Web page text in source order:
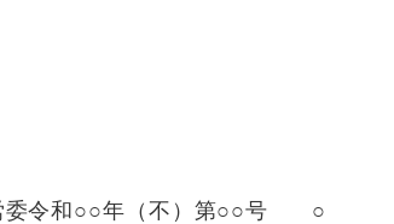
令和○○年（不）第○○号 ○ ○